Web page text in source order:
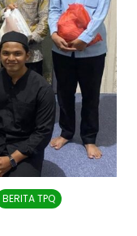
BERITA TPQ